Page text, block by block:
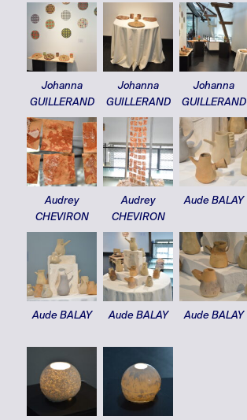
Johanna
GUILLERAND
Johanna
GUILLERAND
Johanna
GUILLERAND
Audrey
CHEVIRON
Audrey
CHEVIRON
Aude BALAY
Aude BALAY Aude BALAY Aude BALAY